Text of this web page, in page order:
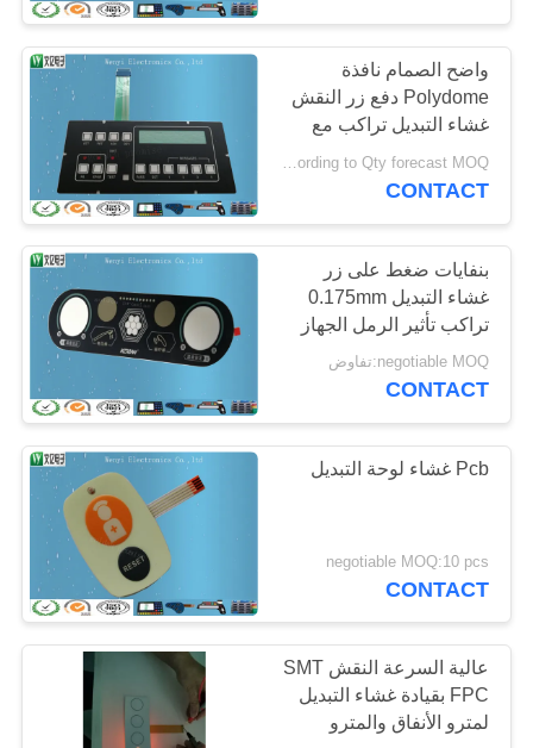
واضح الصمام نافذة
Polydome دفع زر النقش
غشاء التبديل تراكب مع
موصل أنثى دبوس
Negotiable according to Qty forecast MOQ:تفاوض
CONTACT
بنفايات ضغط على زر
غشاء التبديل 0.175mm
تراكب تأثير الرمل الجهاز
الطبي
negotiable MOQ:تفاوض
CONTACT
Pcb غشاء لوحة التبديل
negotiable MOQ:10 pcs
CONTACT
عالية السرعة النقش SMT
FPC بقيادة غشاء التبديل
لمترو الأنفاق والمترو